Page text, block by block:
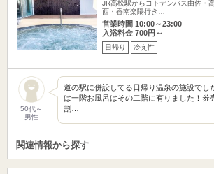
JR高松駅からコトデンバス由佐・
西・香南楽陽行き…
営業時間 10:00～23:00
入浴料金 700円～
日帰り 冷え性
50代～
男性
道の駅に併設してる日帰り温泉の施設でし
は一階お風呂はその二階に有りました！券
割…
関連情報から探す